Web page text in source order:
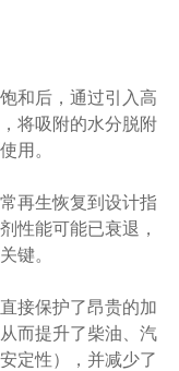
和后，通过引入高
将吸附的水分脱附
用。
再生恢复到设计指
性能可能已衰退，
键。
接保护了昂贵的加
而提升了柴油、汽
定性），并减少了